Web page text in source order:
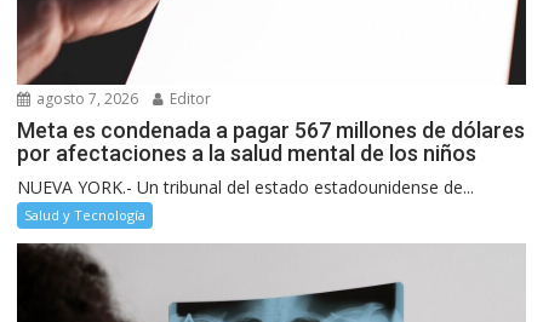
agosto 7, 2026 Editor
Meta es condenada a pagar 567 millones de dólares
por afectaciones a la salud mental de los niños
NUEVA YORK.- Un tribunal del estado estadounidense de...
Salud y Tecnología